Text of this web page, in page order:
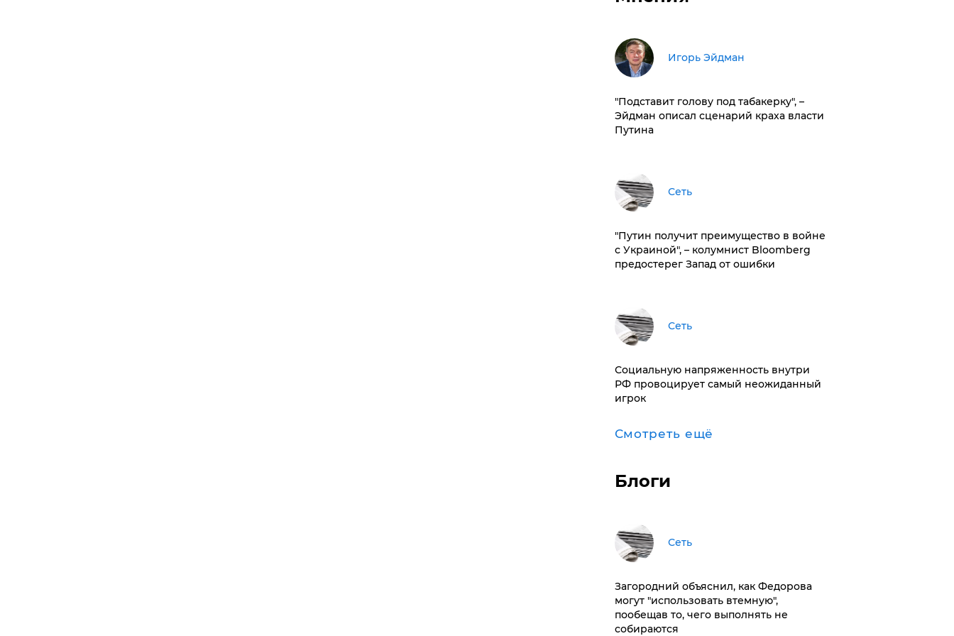
Игорь Эйдман
​"Подставит голову под табакерку", –
Эйдман описал сценарий краха власти
Путина
Сеть
"Путин получит преимущество в войне
с Украиной", – колумнист Bloomberg
предостерег Запад от ошибки
Сеть
Социальную напряженность внутри
РФ провоцирует самый неожиданный
игрок
Смотреть ещё
Блоги
Сеть
Загородний объяснил, как Федорова
могут "использовать втемную",
пообещав то, чего выполнять не
собираются